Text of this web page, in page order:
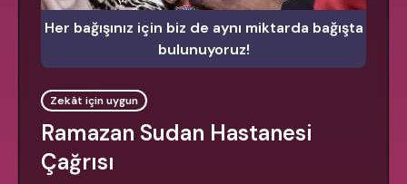
Her bağışınız için biz de aynı miktarda bağışta
bulunuyoruz!
Zekât için uygun
Ramazan Sudan Hastanesi
Çağrısı